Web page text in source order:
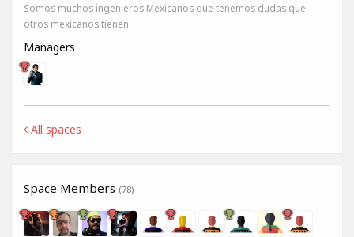
Somos muchos ingenieros Mexicanos que tenemos dudas que
otros mexicanos tienen
Managers
All spaces
Space Members (78)